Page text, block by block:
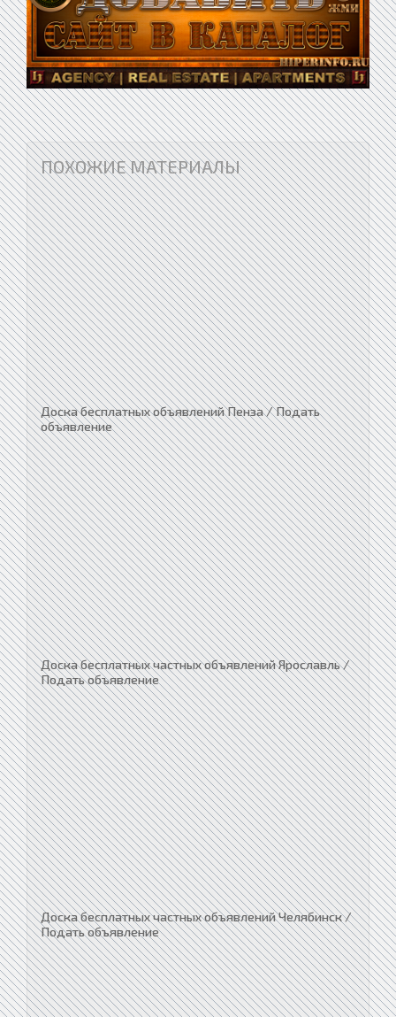
ПОХОЖИЕ МАТЕРИАЛЫ
Доска бесплатных объявлений Пенза / Подать
объявление
Доска бесплатных частных объявлений Ярославль /
Подать объявление
Доска бесплатных частных объявлений Челябинск /
Подать объявление